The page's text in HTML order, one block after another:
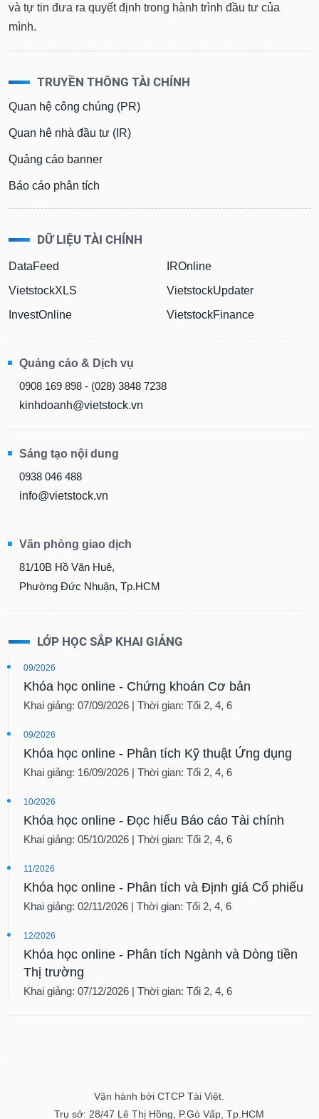
và tự tin đưa ra quyết định trong hành trình đầu tư của
mình.
TRUYỀN THÔNG TÀI CHÍNH
Quan hệ công chúng (PR)
Quan hệ nhà đầu tư (IR)
Quảng cáo banner
Báo cáo phân tích
DỮ LIỆU TÀI CHÍNH
DataFeed
VietstockXLS
InvestOnline
IROnline
VietstockUpdater
VietstockFinance
Quảng cáo & Dịch vụ
0908 169 898 - (028) 3848 7238
kinhdoanh@vietstock.vn
Sáng tạo nội dung
0938 046 488
info@vietstock.vn
Văn phòng giao dịch
81/10B Hồ Văn Huê,
Phường Đức Nhuận, Tp.HCM
LỚP HỌC SẮP KHAI GIẢNG
09/2026
Khóa học online - Chứng khoán Cơ bản
Khai giảng: 07/09/2026 | Thời gian: Tối 2, 4, 6
09/2026
Khóa học online - Phân tích Kỹ thuật Ứng dụng
Khai giảng: 16/09/2026 | Thời gian: Tối 2, 4, 6
10/2026
Khóa học online - Đọc hiểu Báo cáo Tài chính
Khai giảng: 05/10/2026 | Thời gian: Tối 2, 4, 6
11/2026
Khóa học online - Phân tích và Định giá Cổ phiếu
Khai giảng: 02/11/2026 | Thời gian: Tối 2, 4, 6
12/2026
Khóa học online - Phân tích Ngành và Dòng tiền
Thị trường
Khai giảng: 07/12/2026 | Thời gian: Tối 2, 4, 6
Vận hành bởi CTCP Tài Việt.
Trụ sở: 28/47 Lê Thị Hồng, P.Gò Vấp, Tp.HCM